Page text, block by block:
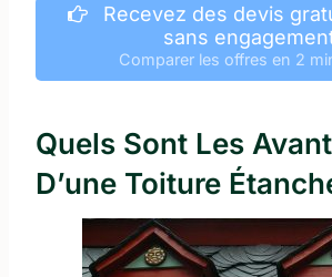
Recevez des devis
sans
Comparer les offres en 2
Quels Sont Les
D’une Toiture